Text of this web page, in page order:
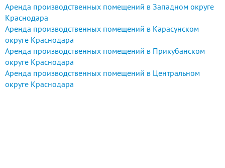
Аренда производственных помещений в Западном округе
Краснодара
Аренда производственных помещений в Карасунском
округе Краснодара
Аренда производственных помещений в Прикубанском
округе Краснодара
Аренда производственных помещений в Центральном
округе Краснодара